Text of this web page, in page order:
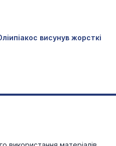
висунув жорсткі